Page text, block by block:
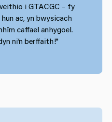
i GTACGC – fy
ac, yn bwysicach
caffael anhygoel.
ni’n berffaith!"